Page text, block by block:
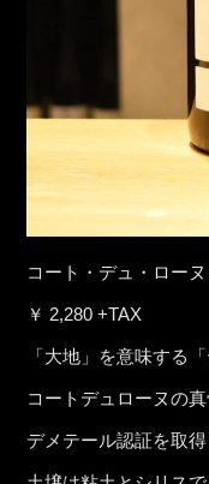
コート・デュ・ロー
￥ 2,280 +TAX
「大地」を意味する「
コートデュローヌの
デメテール認証を取